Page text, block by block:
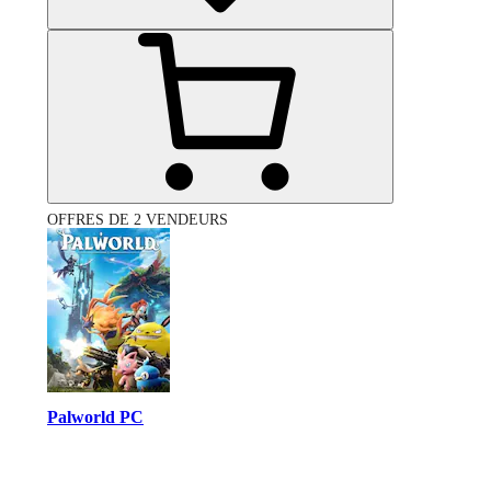
OFFRES DE 2 VENDEURS
Palworld PC